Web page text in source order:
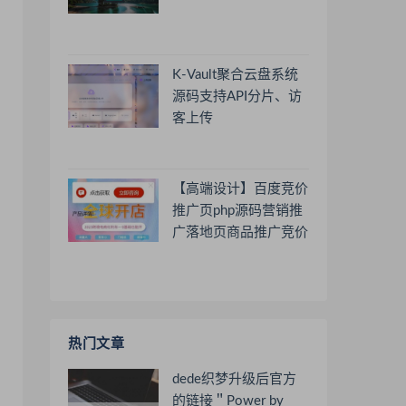
K-Vault聚合云盘系统
源码支持API分片、访
客上传
【高端设计】百度竞价
推广页php源码营销推
广落地页商品推广竞价
热门文章
dede织梦升级后官方
的链接＂Power by